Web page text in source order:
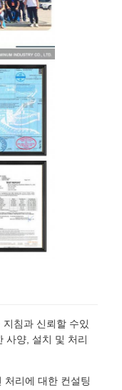
침과 신뢰할 수있
사양, 설치 및 처리
처리에 대한 컨설팅